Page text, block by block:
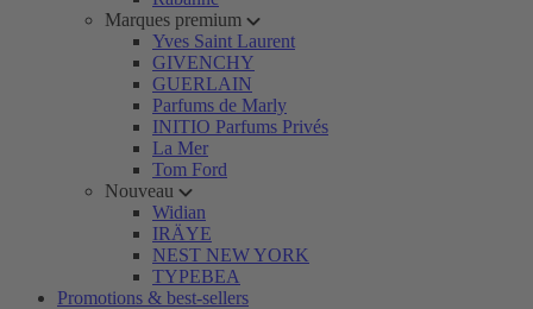
Marques premium
Yves Saint Laurent
GIVENCHY
GUERLAIN
Parfums de Marly
INITIO Parfums Privés
La Mer
Tom Ford
Nouveau
Widian
IRÄYE
NEST NEW YORK
TYPEBEA
Promotions & best-sellers